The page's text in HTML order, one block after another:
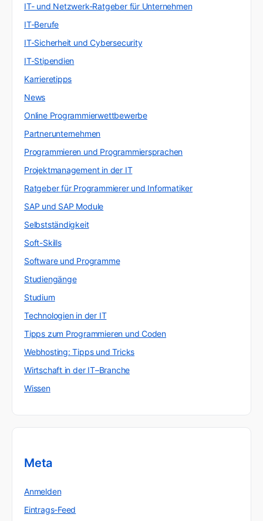
IT- und Netzwerk-Ratgeber für Unternehmen
IT-Berufe
IT-Sicherheit und Cybersecurity
IT-Stipendien
Karrieretipps
News
Online Programmierwettbewerbe
Partnerunternehmen
Programmieren und Programmiersprachen
Projektmanagement in der IT
Ratgeber für Programmierer und Informatiker
SAP und SAP Module
Selbstständigkeit
Soft-Skills
Software und Programme
Studiengänge
Studium
Technologien in der IT
Tipps zum Programmieren und Coden
Webhosting: Tipps und Tricks
Wirtschaft in der IT–Branche
Wissen
Meta
Anmelden
Eintrags-Feed